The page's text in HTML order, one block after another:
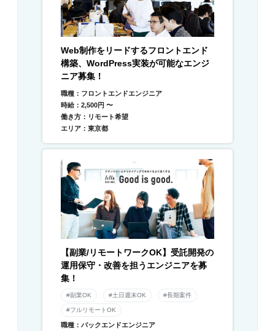
Web制作をリードするフロントエンド
構築、WordPress実装が可能なエンジ
ニア募集！
職種：フロントエンドエンジニア
時給：2,500円 〜
働き方：リモート希望
エリア：東京都
【副業/リモートワークOK】受託開発の
運用保守・改善を担うエンジニアを募
集！
#副業OK #土日週末OK #長期案件
#フルリモートOK
職種：バックエンドエンジニア